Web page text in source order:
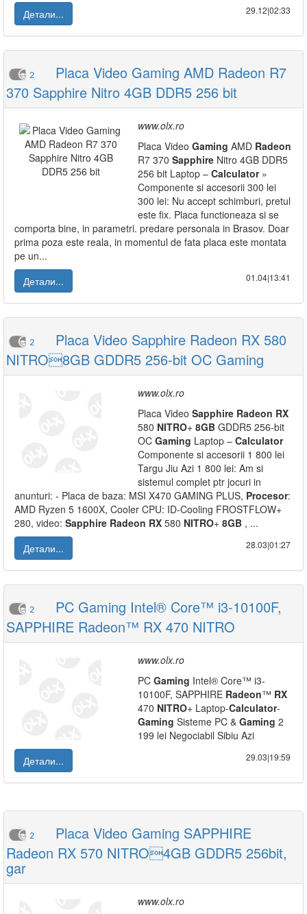
Детали...
29.12|02:33
2
Placa Video Gaming AMD Radeon R7
370 Sapphire Nitro 4GB DDR5 256 bit
www.olx.ro
Placa Video Gaming AMD Radeon
R7 370 Sapphire Nitro 4GB DDR5
256 bit Laptop – Calculator»
Componente si accesorii 300 lei
300 lei: Nu accept schimburi, pretul
este fix. Placa functioneaza si se
comporta bine, in parametri. predare personala in Brasov. Doar
prima poza este reala, in momentul de fata placa este montata
pe un...
Детали...
01.04|13:41
2
Placa Video Sapphire Radeon RX 580
NITRO8GB GDDR5 256-bit OC Gaming
www.olx.ro
Placa Video Sapphire Radeon RX
580 NITRO+ 8GB GDDR5 256-bit
OC Gaming Laptop – Calculator
Componente si accesorii 1 800 lei
Targu Jiu Azi 1 800 lei: Am si
sistemul complet ptr jocuri in
anunturi: - Placa de baza: MSI X470 GAMING PLUS, Procesor:
AMD Ryzen 5 1600X, Cooler CPU: ID-Cooling FROSTFLOW+
280, video: Sapphire Radeon RX 580 NITRO+ 8GB , ...
Детали...
28.03|01:27
2
PC Gaming Intel® Core™ i3-10100F,
SAPPHIRE Radeon™ RX 470 NITRO
www.olx.ro
PC Gaming Intel® Core™ i3-
10100F, SAPPHIRE Radeon™ RX
470 NITRO+ Laptop-Calculator-
Gaming Sisteme PC & Gaming 2
199 lei Negociabil Sibiu Azi
Детали...
29.03|19:59
2
Placa Video Gaming SAPPHIRE
Radeon RX 570 NITRO4GB GDDR5 256bit,
gar
www.olx.ro